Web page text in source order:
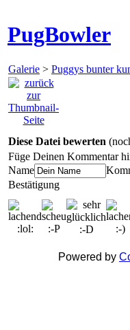
PugBowler
Galerie > Puggys bunter
Diese Datei bewerten
Füge Deinen Kommentar
Name
Bestätigung
Powered by